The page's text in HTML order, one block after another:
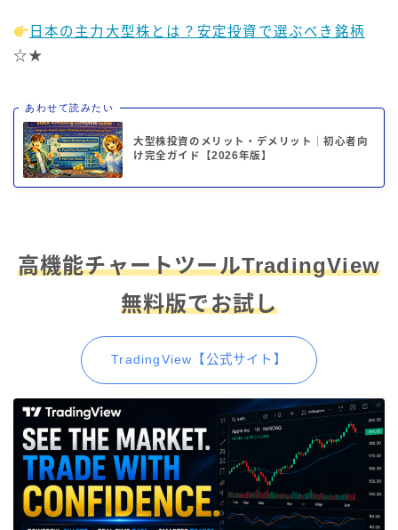
日本の主力大型株とは？安定投資で選ぶべき銘柄
☆★
あわせて読みたい
大型株投資のメリット・デメリット｜初心者向
け完全ガイド【2026年版】
高機能チャートツールTradingView
無料版でお試し
TradingView【公式サイト】